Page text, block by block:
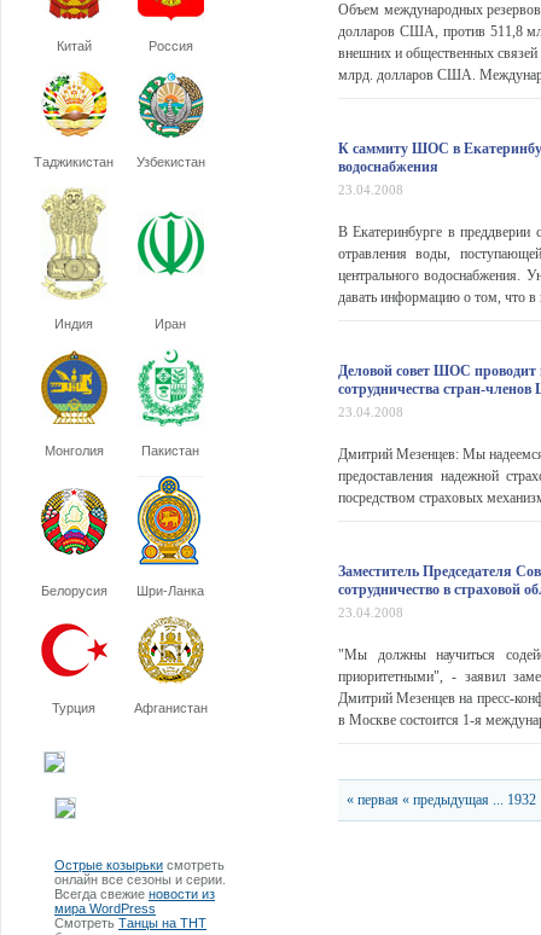
Китай Россия
Таджикистан Узбекистан
Индия Иран
Монголия Пакистан
Белорусия Шри-Ланка
Турция Афганистан
Острые козырьки смотреть
онлайн все сезоны и серии.
Всегда свежие новости из
мира WordPress
Смотреть Танцы на ТНТ
Объем международных
долларов США, против 511,8
внешних и общественных
млрд. долларов США.
К саммиту ШОС в
водоснабжения
23.04.2008
В Екатеринбурге в преддверии
отравления воды,
центрального водоснабжения.
давать информацию о том, что в
Деловой совет ШОС проводит
сотрудничества стран-
23.04.2008
Дмитрий Мезенцев: Мы
предоставления надежной
посредством страховых
Заместитель Председателя
сотрудничество в страховой
23.04.2008
"Мы должны научиться
приоритетными", - заявил
Дмитрий Мезенцев на пресс-
в Москве состоится 1-я
« первая « предыдущая ... 1932